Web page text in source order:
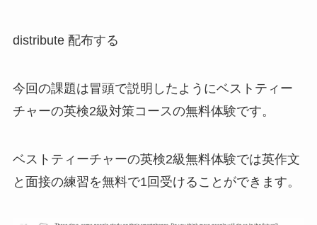
distribute 配布する
今回の課題は冒頭で説明したようにベストティー
チャーの英検2級対策コースの無料体験です。
ベストティーチャーの英検2級無料体験では英作文
と面接の練習を無料で1回受けることができます。